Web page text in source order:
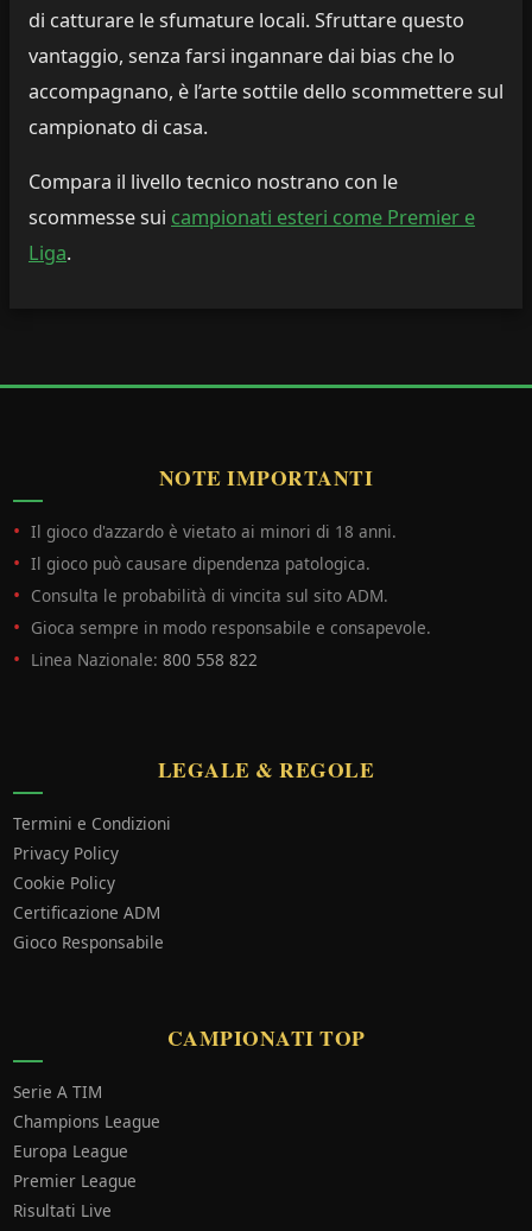
di catturare le sfumature locali. Sfruttare questo
vantaggio, senza farsi ingannare dai bias che lo
accompagnano, è l’arte sottile dello scommettere sul
campionato di casa.
Compara il livello tecnico nostrano con le
scommesse sui campionati esteri come Premier e
Liga.
NOTE IMPORTANTI
Il gioco d'azzardo è vietato ai minori di 18 anni.
Il gioco può causare dipendenza patologica.
Consulta le probabilità di vincita sul sito ADM.
Gioca sempre in modo responsabile e consapevole.
Linea Nazionale:800 558 822
LEGALE & REGOLE
Termini e Condizioni
Privacy Policy
Cookie Policy
Certificazione ADM
Gioco Responsabile
CAMPIONATI TOP
Serie A TIM
Champions League
Europa League
Premier League
Risultati Live